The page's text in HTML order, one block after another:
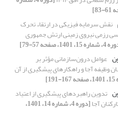
نقش سرمایه فیزیکی در ارتقاء تحرک
رزمی نیروی زمینی ارتش جمهوری
1401، صفحه 57-79]
عوامل درون‌سازمانی مؤثر بر
وظیفه آجا و راهکارهای پیش‏گیری از آن
تدوین راهبردهای پیشگیری از اعتیاد
آجا [دوره 4، شماره 14، 1401،